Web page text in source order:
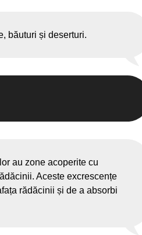
băuturi și deserturi.
au zone acoperite cu
Aceste excrescențe
rădăcinii și de a absorbi